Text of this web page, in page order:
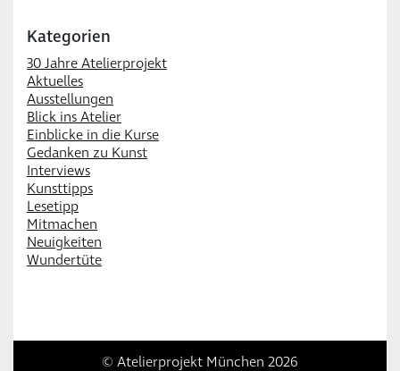
Kategorien
30 Jahre Atelierprojekt
Aktuelles
Ausstellungen
Blick ins Atelier
Einblicke in die Kurse
Gedanken zu Kunst
Interviews
Kunsttipps
Lesetipp
Mitmachen
Neuigkeiten
Wundertüte
© Atelierprojekt München 2026